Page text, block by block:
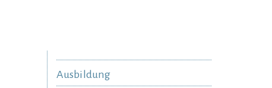
Ausbildung